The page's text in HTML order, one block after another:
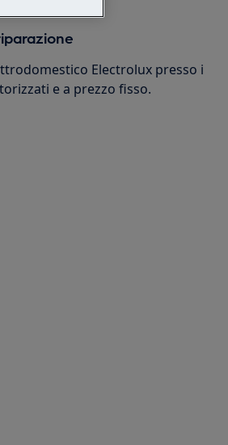
Electrolux presso i
e a prezzo fisso.